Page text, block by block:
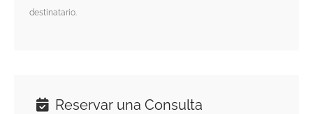
destinatario.
Reservar una Consulta